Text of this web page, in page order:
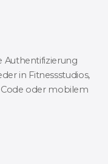
Authentifizierung
in Fitnessstudios,
oder mobilem